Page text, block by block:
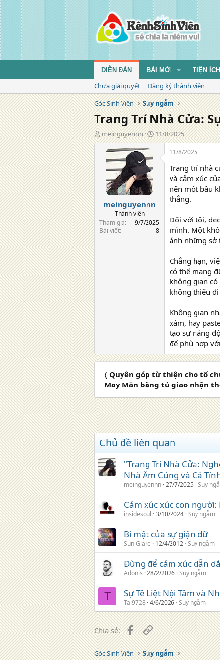
DIỄN ĐÀN BÀI MỚI TIỆN ÍCH
Chưa giải quyết
Đăng ký thành viên
Góc Sinh Viên
Suy ngẫm
Trang Trí Nhà Cửa:
T
á
meinguyennn
N
g
11/8/2025
meinguyennn
Thành viên
Tham gia
9/7/2025
Bài viết
8
11/8/2025
Trang trí nhà
và cảm xúc
nên một bầu
thẳng.
Đối với tôi,
mình. Một
ánh những sở
Chẳng hạn,
có thể mang
không gian
không thiếu
Không gian
xám, hay
tạo sự năng
để phù hợp
〈 Quyên góp từ thiện cho tổ
May Mắn bằng tủ giao nhận
Chủ đề liên quan
"Trang Trí Nhà Cửa:
Nhà Ấm Cúng và Cá
meinguyennn 27/7/2025 Suy
Cảm xúc xúc con
insidesoul 3/10/2024 Suy ngẫm
Bí mật của sự giận dữ
Sun Glare 12/4/2012 Suy ngẫm
Đừng để cảm xúc dẫn
Adonis 28/2/2026 Suy ngẫm
T Sự Tê Liệt Nội Tâm và
Tai9728 4/6/2026 Suy ngẫm
Chia sẻ: Facebook
Liên kết
Góc Sinh Viên Suy ngẫm